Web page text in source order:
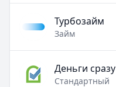
Турбозайм
Займ
Деньги сразу
Стандартный